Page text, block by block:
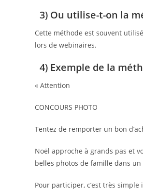
3) Ou utilise-t-on la
Cette méthode est souvent
lors de webinaires.
4) Exemple de la
« Attention
CONCOURS PHOTO
Tentez de remporter un bon
Noël approche à grands pas et
belles photos de famille dans
Pour participer, c’est très